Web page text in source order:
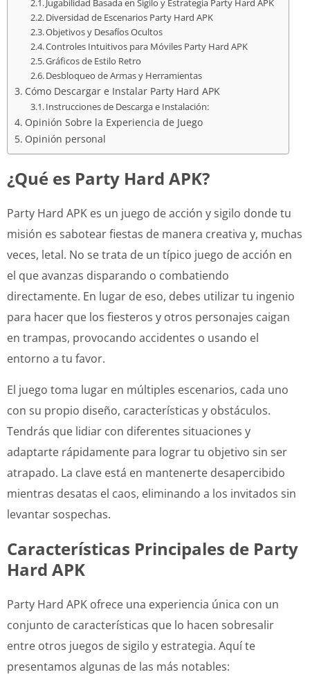
Jugabilidad Basada en Sigilo y Estrategia Party Hard APK
Diversidad de Escenarios Party Hard APK
Objetivos y Desafíos Ocultos
Controles Intuitivos para Móviles Party Hard APK
Gráficos de Estilo Retro
Desbloqueo de Armas y Herramientas
Cómo Descargar e Instalar Party Hard APK
Instrucciones de Descarga e Instalación:
Opinión Sobre la Experiencia de Juego
Opinión personal
¿Qué es Party Hard APK?
Party Hard APK es un juego de acción y sigilo donde tu
misión es sabotear fiestas de manera creativa y, muchas
veces, letal. No se trata de un típico juego de acción en
el que avanzas disparando o combatiendo
directamente. En lugar de eso, debes utilizar tu ingenio
para hacer que los fiesteros y otros personajes caigan
en trampas, provocando accidentes o usando el
entorno a tu favor.
El juego toma lugar en múltiples escenarios, cada uno
con su propio diseño, características y obstáculos.
Tendrás que lidiar con diferentes situaciones y
adaptarte rápidamente para lograr tu objetivo sin ser
atrapado. La clave está en mantenerte desapercibido
mientras desatas el caos, eliminando a los invitados sin
levantar sospechas.
Características Principales de Party
Hard APK
Party Hard APK ofrece una experiencia única con un
conjunto de características que lo hacen sobresalir
entre otros juegos de sigilo y estrategia. Aquí te
presentamos algunas de las más notables: